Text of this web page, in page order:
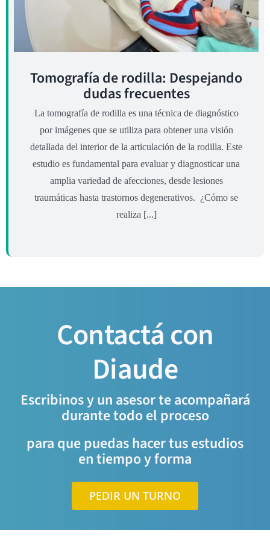
Tomografía de rodilla: Despejando
dudas frecuentes
La tomografía de rodilla es una técnica de diagnóstico
por imágenes que se utiliza para obtener una visión
detallada del interior de la articulación de la rodilla. Este
estudio es fundamental para evaluar y diagnosticar una
amplia variedad de afecciones, desde lesiones
traumáticas hasta trastornos degenerativos. ¿Cómo se
realiza [...]
Contactá con
Diaude
Escribinos y un asesor te acompañará
durante todo el proceso
para que puedas hacer tus estudios
en tiempo y forma
PEDIR UN TURNO